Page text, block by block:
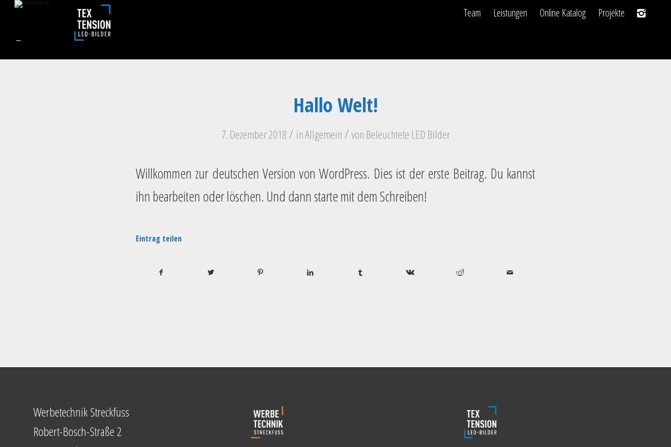
Team Leistungen Online Katalog Projekte
Hallo Welt!
7. Dezember 2018 / inAllgemein /von Beleuchtete LED Bilder
Willkommen zur deutschen Version von WordPress. Dies ist der erste Beitrag. Du kannst
ihn bearbeiten oder löschen. Und dann starte mit dem Schreiben!
Eintrag teilen
Werbetechnik Streckfuss
Robert-Bosch-Straße 2